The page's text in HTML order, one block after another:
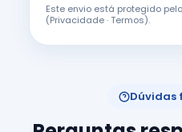
Este envio está protegido
(Privacidade·Termos).
Dúvidas